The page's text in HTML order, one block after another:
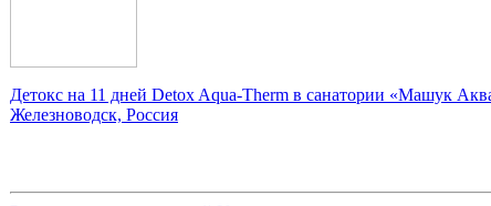
Детокс на 11 дней Detox Aqua-Therm в санатории «Машук
Железноводск, Россия